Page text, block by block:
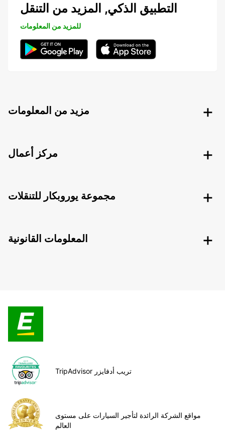
التطبيق الذكي, المزيد من التنقل
للمزيد من المعلومات
مزيد من المعلومات
مركز أعمال
مجموعة يوروبكار للتنقلات
المعلومات القانونية
TripAdvisor تريب أدفايزر
مواقع الشركة الرائدة لتأجير السيارات على مستوى
العالم